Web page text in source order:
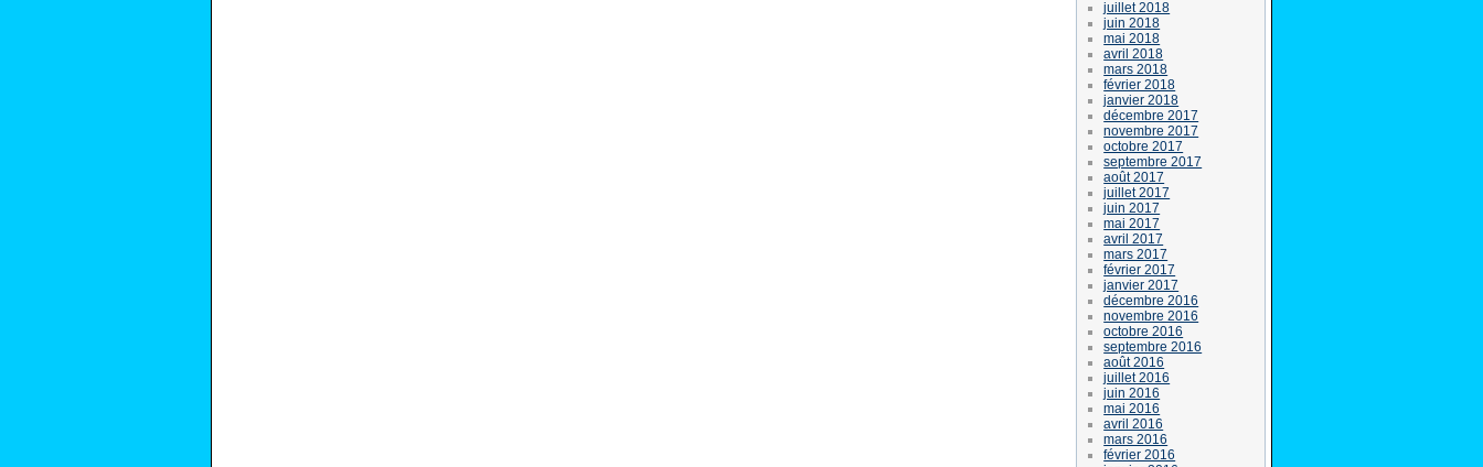
juillet 2018
juin 2018
mai 2018
avril 2018
mars 2018
février 2018
janvier 2018
décembre 2017
novembre 2017
octobre 2017
septembre 2017
août 2017
juillet 2017
juin 2017
mai 2017
avril 2017
mars 2017
février 2017
janvier 2017
décembre 2016
novembre 2016
octobre 2016
septembre 2016
août 2016
juillet 2016
juin 2016
mai 2016
avril 2016
mars 2016
février 2016